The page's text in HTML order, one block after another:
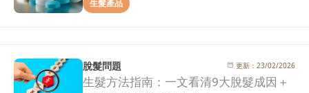
生髮產品
脫髮問題 更新： 23/02/2026
生髮方法指南：一文看清9大脫髮成因＋